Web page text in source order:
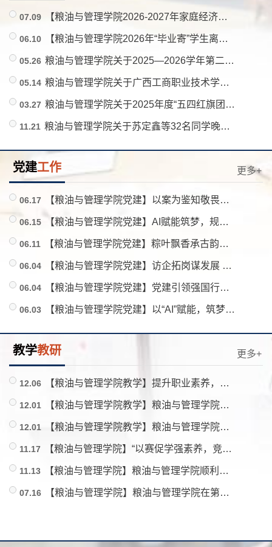
07.09 【粮油与管理学院2026-2027年家庭经济困难学生认定公示（第一批）】
06.10 【粮油与管理学院2026年“毕业寄”学生离校邮寄补贴名单公示】
05.26 粮油与管理学院关于2025—2026学年第二学期校级、院级“安全文明宿舍”拟推荐名单的公示
05.14 粮油与管理学院关于广西工商职业技术学院2026届优秀毕业生人选的公示
03.27 粮油与管理学院关于2025年度“五四红旗团支部”、“优秀共青团干部”、“优秀共青团员”的公示
11.21 粮油与管理学院关于苏定鑫等32名同学晚归情况的通报
党建工作 更多+
06.17 【粮油与管理学院党建】以案为鉴知敬畏警钟长鸣守初心——粮油与管理学院党总支赴广西南宁监狱开展警示教育主题党日活动
06.15 【粮油与管理学院党建】AI赋能筑梦，规划领航成长——赋能生涯成长营第二期圆满落幕
06.11 【粮油与管理学院党建】粽叶飘香承古韵，支部共建传粽情——粮油与管理学院学生第一党支部开展端午主题党日活动
06.04 【粮油与管理学院党建】访企拓岗谋发展 产教融合育人才 —— 粮油与管理学院工商教研室党支部柳州调研行
06.04 【粮油与管理学院党建】党建引领强国行，AI赋能非遗产业路 ——工商教研室党支部教师赴三江送“AI”到基层赋能广西非遗产业
06.03 【粮油与管理学院党建】以“AI”赋能，筑梦未来——广西工商职业技术学院粮油与管理学院工商教研室党支部开展第一期“赋能生涯成长营”活动
教学教研 更多+
12.06 【粮油与管理学院教学】提升职业素养，夯实职业发展——广西工商职业技术学院组织学生赴企业开展交流学习活动
12.01 【粮油与管理学院教学】粮油与管理学院赴黑龙江参加现代粮食产教融合共同体成立大会
12.01 【粮油与管理学院教学】粮油与管理学院赴天津两所院校特色专业建设调研交流
11.17 【粮油与管理学院】“以赛促学强素养，竞展风采育人才”——粮油与管理学院第七届“粮商杯”复赛圆满举办
11.13 【粮油与管理学院】粮油与管理学院顺利举办青年教师教学基本功竞赛初赛
07.16 【粮油与管理学院】粮油与管理学院在第七届中国粮食交易大会上作成果展示